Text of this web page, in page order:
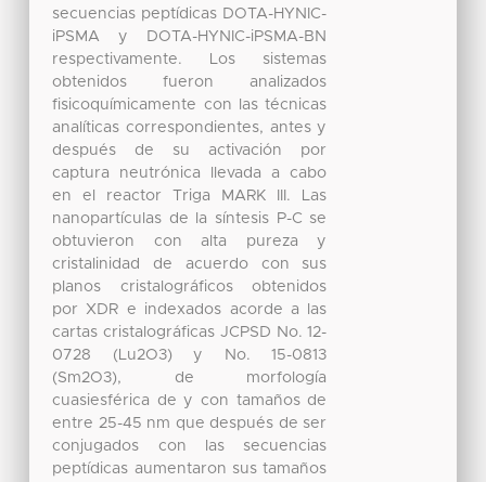
secuencias peptídicas DOTA-HYNIC-
iPSMA y DOTA-HYNIC-iPSMA-BN
respectivamente. Los sistemas
obtenidos fueron analizados
fisicoquímicamente con las técnicas
analíticas correspondientes, antes y
después de su activación por
captura neutrónica llevada a cabo
en el reactor Triga MARK III. Las
nanopartículas de la síntesis P-C se
obtuvieron con alta pureza y
cristalinidad de acuerdo con sus
planos cristalográficos obtenidos
por XDR e indexados acorde a las
cartas cristalográficas JCPSD No. 12-
0728 (Lu2O3) y No. 15-0813
(Sm2O3), de morfología
cuasiesférica de y con tamaños de
entre 25-45 nm que después de ser
conjugados con las secuencias
peptídicas aumentaron sus tamaños